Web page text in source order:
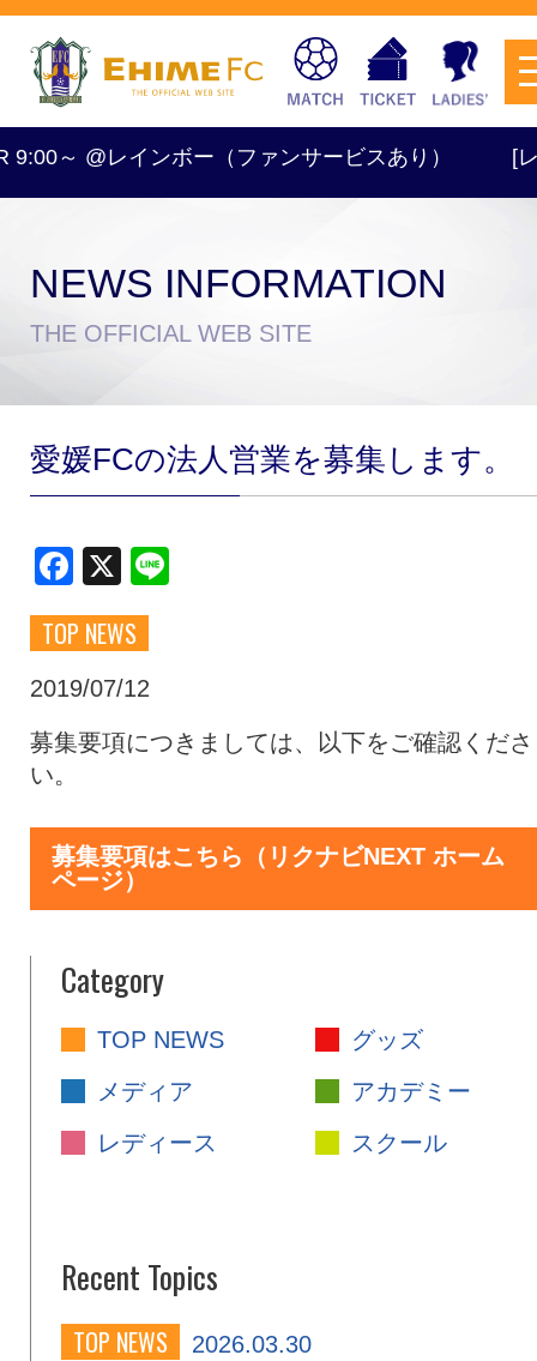
クラブ・会社情報
ファンクラブ 試合を観戦
チケットを購入
トップチーム アカデミー
特設ページ
～ @レインボー（ファンサービスあり） [レ
NEWS INFORMATION
THE OFFICIAL WEB SITE
愛媛FCの法人営業を募集します。
Facebook
X
TOP NEWS
2019/07/12
募集要項につきましては、以下をご確認くださ
い。
募集要項はこちら（リクナビNEXT ホーム
ページ）
Category
TOP NEWS
グッズ
メディア
アカデミー
レディース
スクール
Recent Topics
TOP NEWS
2026.03.30